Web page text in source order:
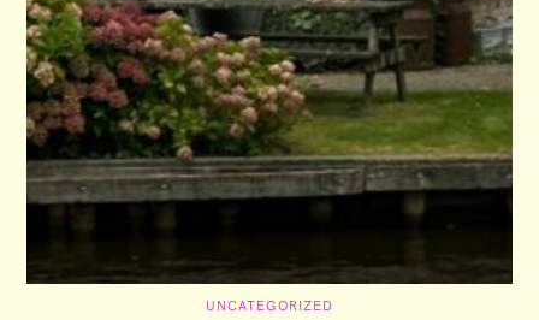
C
UNCATEGORIZED